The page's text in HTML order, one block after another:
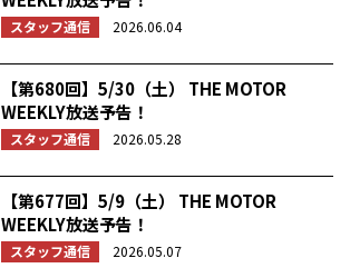
スタッフ通信 2026.06.04
【第680回】5/30（土） THE MOTOR
WEEKLY放送予告！
スタッフ通信 2026.05.28
【第677回】5/9（土） THE MOTOR
WEEKLY放送予告！
スタッフ通信 2026.05.07